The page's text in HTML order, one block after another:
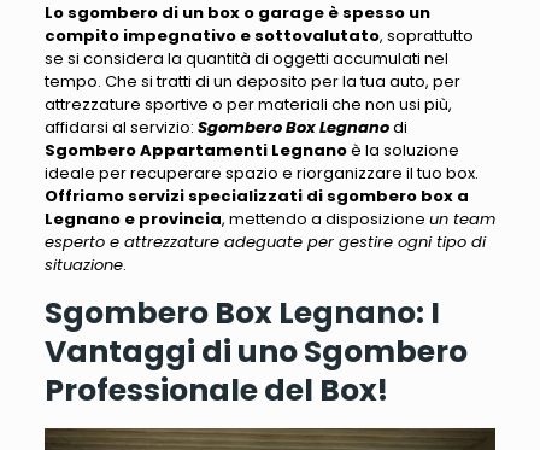
Lo sgombero di un box o garage è spesso un
compito impegnativo e sottovalutato, soprattutto
se si considera la quantità di oggetti accumulati nel
tempo. Che si tratti di un deposito per la tua auto, per
attrezzature sportive o per materiali che non usi più,
affidarsi al servizio: Sgombero Box Legnanodi
Sgombero Appartamenti Legnanoè la soluzione
ideale per recuperare spazio e riorganizzare il tuo box.
Offriamo servizi specializzati di sgombero box a
Legnano e provincia, mettendo a disposizione un team
esperto e attrezzature adeguate per gestire ogni tipo di
situazione.
Sgombero Box Legnano: I
Vantaggi di uno Sgombero
Professionale del Box!